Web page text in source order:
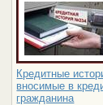
Кредитные
вносимые в
гражданина